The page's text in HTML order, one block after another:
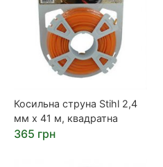
Косильна струна Stihl 2,4
мм х 41 м, квадратна
365 грн